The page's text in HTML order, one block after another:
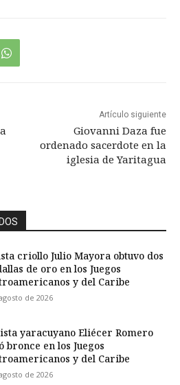
Artículo siguiente
Giovanni Daza fue
ordenado sacerdote en la
iglesia de Yaritagua
criollo Julio Mayora obtuvo dos
de oro en los Juegos
y del Caribe
de 2026
yaracuyano Eliécer Romero
bronce en los Juegos
y del Caribe
de 2026